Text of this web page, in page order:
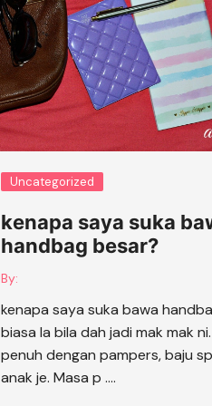
Uncategorized
kenapa saya suka
handbag besar?
By:
kenapa saya suka bawa
biasa la bila dah jadi mak mak
penuh dengan pampers, baju
anak je. Masa p ….